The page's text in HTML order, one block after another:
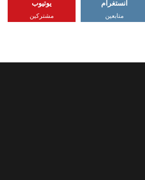
انستغرام
متابعين
يوتيوب
مشتركين